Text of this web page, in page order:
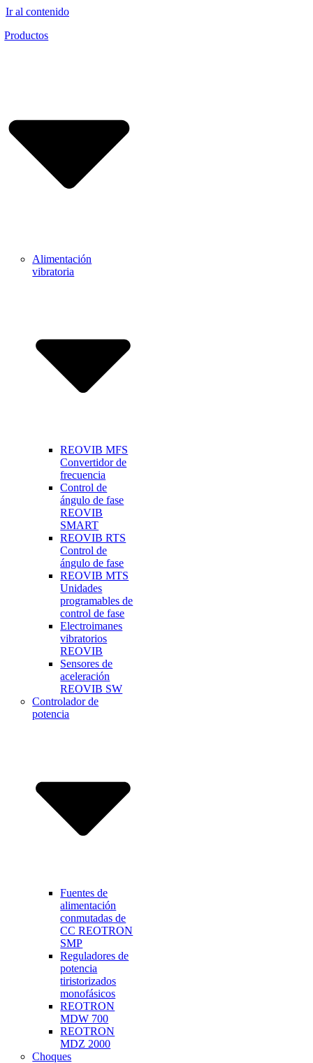
Ir al contenido
Productos
Alimentación
vibratoria
REOVIB MFS
Convertidor de
frecuencia
Control de
ángulo de fase
REOVIB
SMART
REOVIB RTS
Control de
ángulo de fase
REOVIB MTS
Unidades
programables de
control de fase
Electroimanes
vibratorios
REOVIB
Sensores de
aceleración
REOVIB SW
Controlador de
potencia
Fuentes de
alimentación
conmutadas de
CC REOTRON
SMP
Reguladores de
potencia
tiristorizados
monofásicos
REOTRON
MDW 700
REOTRON
MDZ 2000
Choques